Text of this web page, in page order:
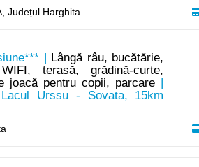
Județul Harghita
|
Lângă râu, bucătărie,
terasă, grădină-curte,
joacă pentru copii, parcare
Urssu - Sovata, 15km